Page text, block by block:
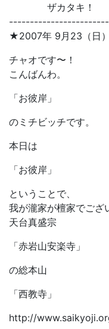
ザカタキ！
★2007年 9月23（日
チャオです〜！
こんばんわ。
「お彼岸」
のミチビッチです。
本日は
「お彼岸」
ということで、
我が瀧家が檀家でござ
天台真盛宗
「赤岩山安楽寺」
の総本山
「西教寺」
http://